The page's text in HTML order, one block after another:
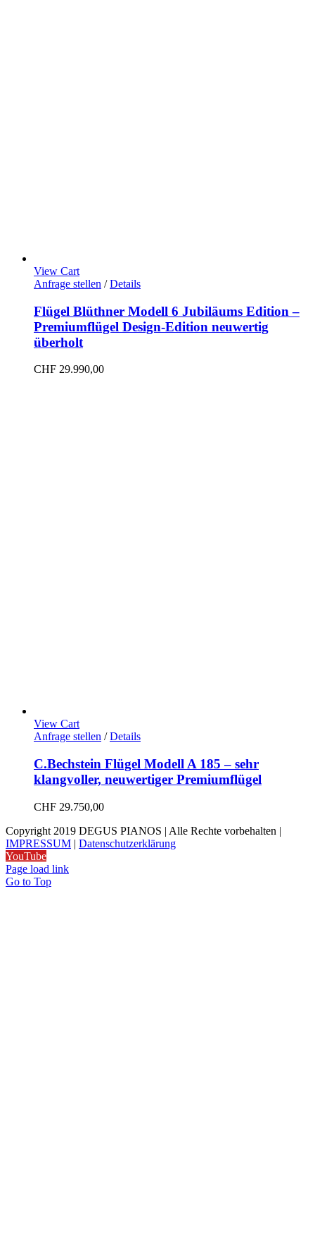
View Cart
Anfrage stellen / Details
Flügel Blüthner Modell 6 Jubiläums Edition –
Premiumflügel Design-Edition neuwertig
überholt
CHF 29.990,00
View Cart
Anfrage stellen / Details
C.Bechstein Flügel Modell A 185 – sehr
klangvoller, neuwertiger Premiumflügel
CHF 29.750,00
Copyright 2019 DEGUS PIANOS | Alle Rechte vorbehalten |
IMPRESSUM | Datenschutzerklärung
YouTube
Page load link
Go to Top